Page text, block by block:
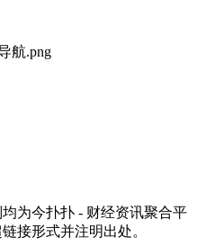
为今扑扑 - 财经资讯聚合平
接形式并注明出处。